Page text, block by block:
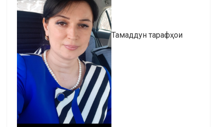
Тамаддун тарафҳои